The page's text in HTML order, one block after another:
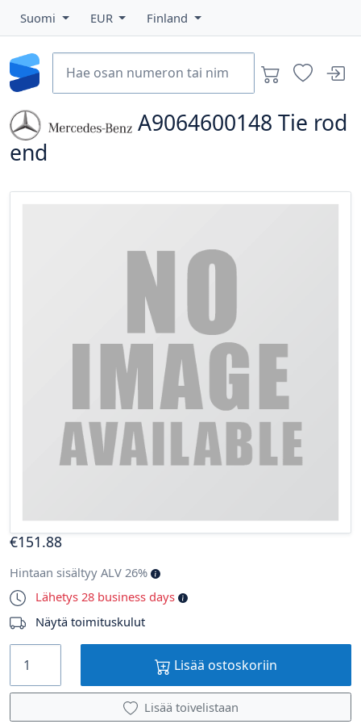
Suomi EUR Finland
A9064600148 Tie rod
end
€151.88
Hintaan sisältyy ALV 26%
Lähetys 28 business days
Näytä toimituskulut
Lisää ostoskoriin
Lisää toivelistaan